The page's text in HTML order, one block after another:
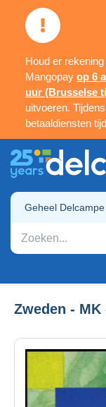
Houd er
Mangopay op 6
uur (Brusselse
uitvoeren.
betaaldiensten
Geheel Delcampe
Zweden -